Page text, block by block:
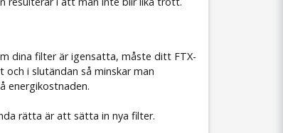
dina filter är igensatta, måste ditt FTX-
i slutändan så minskar man
energikostnaden.
rätta är att sätta in nya filter.